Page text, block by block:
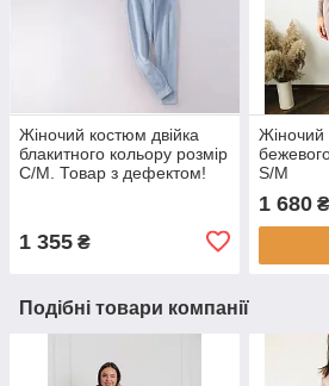
Жіночий костюм двійка
блакитного кольору розмір
С/М. Товар з дефектом!
1 355 ₴
Жіночий
S/M
1 680₴
Подібні товари компанії